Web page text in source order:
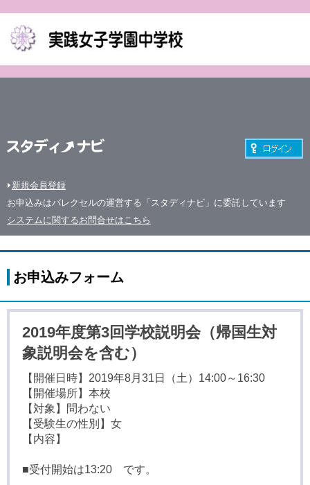
新規会員登録
お申込みはバレクセルの運営する「スタディナビ」に委託しています
システムに関するお問合せはこちら
お申込みフォーム
2019年度第3回学校説明会（帰国生対
象説明会を含む）
【開催日時】2019年8月31日（土）14:00～16:30
【開催場所】本校
【対象】問わない
【受験生の性別】女
【内容】
■受付開始は13:20 です。